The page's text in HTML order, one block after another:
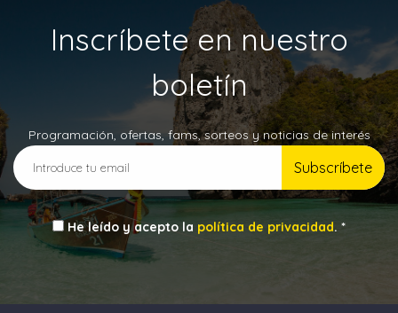
Inscríbete en nuestro
boletín
Programación, ofertas, fams, sorteos y noticias de interés
Subscríbete
He leído y acepto la política de privacidad. *